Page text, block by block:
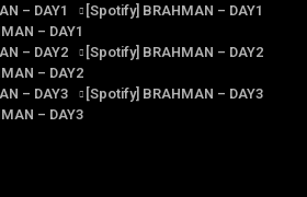
– DAY1
[Spotify] BRAHMAN – DAY1
– DAY1
– DAY2
[Spotify] BRAHMAN – DAY2
– DAY2
– DAY3
[Spotify] BRAHMAN – DAY3
– DAY3